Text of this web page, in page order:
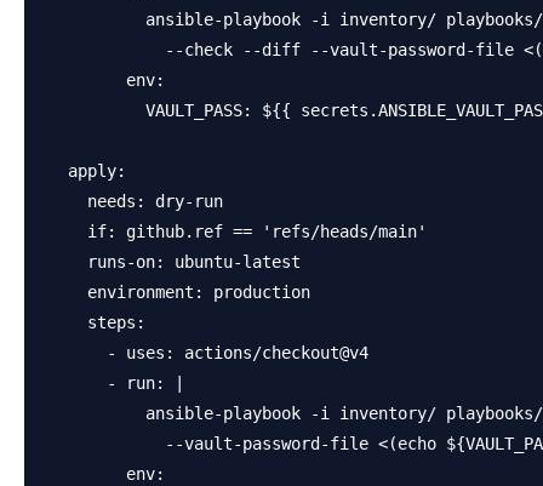
ansible-playbook -i inventory/
--check --diff --vault-password-file
        env:
VAULT_PASS: ${{
  apply:
    needs: dry-run
    if: github.ref == 'refs/heads/main'
    runs-on: ubuntu-latest
    environment: production
    steps:
      - uses: actions/checkout@v4
      - run: |
ansible-playbook -i inventory/
--vault-password-file <(echo
        env: